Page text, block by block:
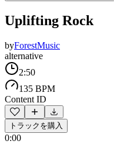
Uplifting Rock
byForestMusic
alternative
2:50
135 BPM
Content ID
トラックを購入
0:00